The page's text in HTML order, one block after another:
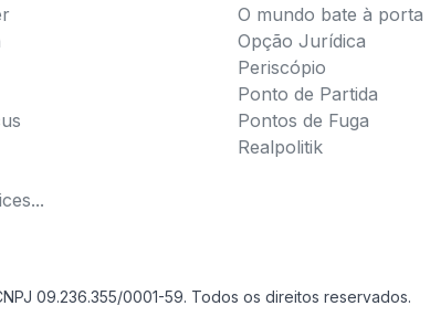
O mundo bate à porta
Opção Jurídica
Periscópio
Ponto de Partida
Pontos de Fuga
Realpolitik
09.236.355/0001-59. Todos os direitos reservados.